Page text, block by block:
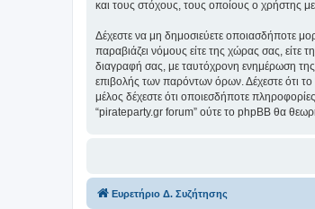
και τους στόχους, τους οποίους ο χρήστης
Δέχεστε να μη δημοσιεύετε οποιασδήποτε
παραβιάζει νόμους είτε της χώρας σας, είτε
διαγραφή σας, με ταυτόχρονη ενημέρωση
επιβολής των παρόντων όρων. Δέχεστε ότι το
μέλος δέχεστε ότι οποιεσδήποτε
“pirateparty.gr forum” ούτε το phpBB θα
Ευρετήριο Δ. Συζήτησης